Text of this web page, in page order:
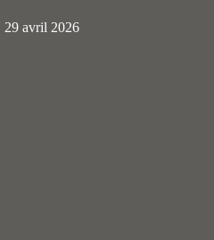
29 avril 2026